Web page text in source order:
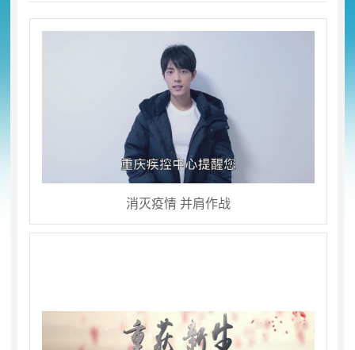
消灭疫情 并肩作战